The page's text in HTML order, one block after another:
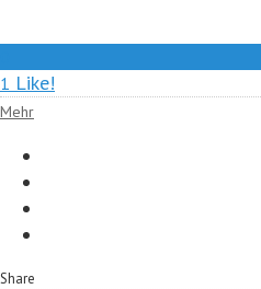
1 Like!
Mehr
Share